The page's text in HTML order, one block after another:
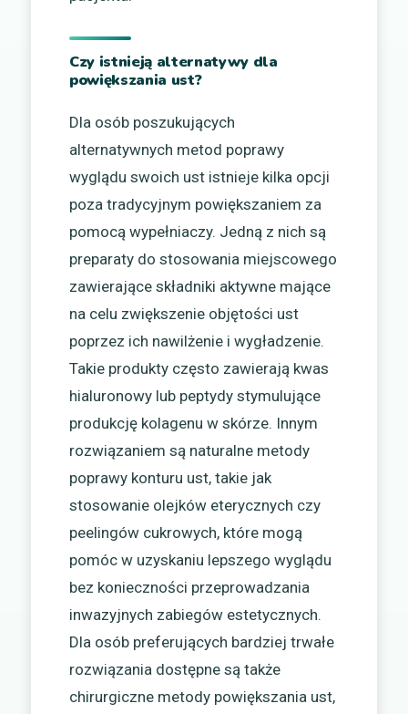
Czy istnieją alternatywy dla
powiększania ust?
Dla osób poszukujących
alternatywnych metod poprawy
wyglądu swoich ust istnieje kilka opcji
poza tradycyjnym powiększaniem za
pomocą wypełniaczy. Jedną z nich są
preparaty do stosowania miejscowego
zawierające składniki aktywne mające
na celu zwiększenie objętości ust
poprzez ich nawilżenie i wygładzenie.
Takie produkty często zawierają kwas
hialuronowy lub peptydy stymulujące
produkcję kolagenu w skórze. Innym
rozwiązaniem są naturalne metody
poprawy konturu ust, takie jak
stosowanie olejków eterycznych czy
peelingów cukrowych, które mogą
pomóc w uzyskaniu lepszego wyglądu
bez konieczności przeprowadzania
inwazyjnych zabiegów estetycznych.
Dla osób preferujących bardziej trwałe
rozwiązania dostępne są także
chirurgiczne metody powiększania ust,